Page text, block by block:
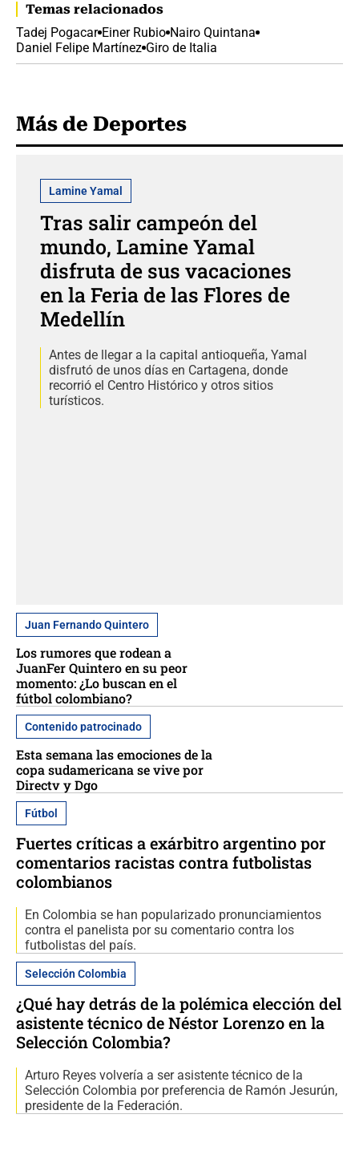
Temas relacionados
Tadej Pogacar Einer Rubio Nairo Quintana
Daniel Felipe Martínez Giro de Italia
Más de Deportes
Lamine Yamal
Tras salir campeón del
mundo, Lamine Yamal
disfruta de sus vacaciones
en la Feria de las Flores de
Medellín
Antes de llegar a la capital antioqueña, Yamal
disfrutó de unos días en Cartagena, donde
recorrió el Centro Histórico y otros sitios
turísticos.
Juan Fernando Quintero
Los rumores que rodean a
JuanFer Quintero en su peor
momento: ¿Lo buscan en el
fútbol colombiano?
Contenido patrocinado
Esta semana las emociones de la
copa sudamericana se vive por
Directv y Dgo
Fútbol
Fuertes críticas a exárbitro argentino por
comentarios racistas contra futbolistas
colombianos
En Colombia se han popularizado pronunciamientos
contra el panelista por su comentario contra los
futbolistas del país.
Selección Colombia
¿Qué hay detrás de la polémica elección del
asistente técnico de Néstor Lorenzo en la
Selección Colombia?
Arturo Reyes volvería a ser asistente técnico de la
Selección Colombia por preferencia de Ramón Jesurún,
presidente de la Federación.